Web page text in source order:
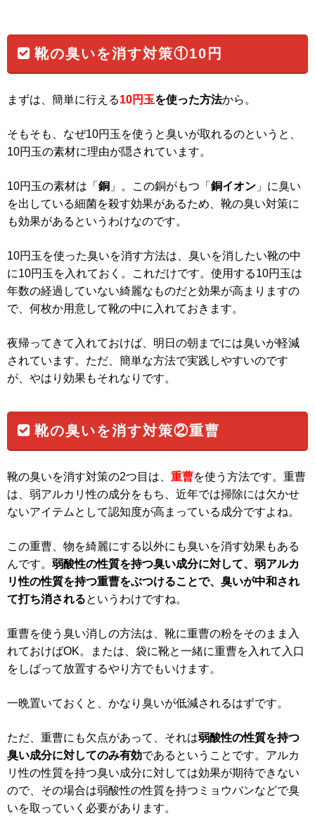
靴の臭いを消す対策①10円
まずは、簡単に行える10円玉を使った方法から。
そもそも、なぜ10円玉を使うと臭いが取れるのというと、
10円玉の素材に理由が隠されています。
10円玉の素材は「 銅 」。この銅がもつ「 銅イオン 」に臭い
を出している細菌を殺す効果があるため、靴の臭い対策に
も効果があるというわけなのです。
10円玉を使った臭いを消す方法は、臭いを消したい靴の中
に10円玉を入れておく。これだけです。使用する10円玉は
年数の経過していない綺麗なものだと効果が高まりますの
で、何枚か用意して靴の中に入れておきます。
夜帰ってきて入れておけば、明日の朝までには臭いが軽減
されています。ただ、簡単な方法で実践しやすいのです
が、やはり効果もそれなりです。
靴の臭いを消す対策②重曹
靴の臭いを消す対策の2つ目は、 重曹を使う方法です。重曹
は、弱アルカリ性の成分をもち、近年では掃除には欠かせ
ないアイテムとして認知度が高まっている成分ですよね。
この重曹、物を綺麗にする以外にも臭いを消す効果もある
んです。 弱酸性の性質を持つ臭い成分に対して、弱アルカ
リ性の性質を持つ重曹をぶつけることで、臭いが中和され
て打ち消されるというわけですね。
重曹を使う臭い消しの方法は、靴に重曹の粉をそのまま入
れておけばOK。または、袋に靴と一緒に重曹を入れて入口
をしばって放置するやり方でもいけます。
一晩置いておくと、かなり臭いが低減されるはずです。
ただ、重曹にも欠点があって、それは弱酸性の性質を持つ
臭い成分に対してのみ有効であるということです。アルカ
リ性の性質を持つ臭い成分に対しては効果が期待できない
ので、その場合は弱酸性の性質を持つミョウバンなどで臭
いを取っていく必要があります。